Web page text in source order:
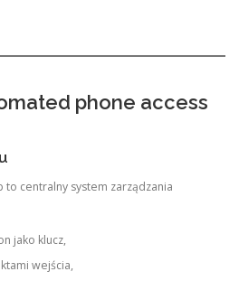
phone access
centralny system zarządzania
jako klucz,
wejścia,